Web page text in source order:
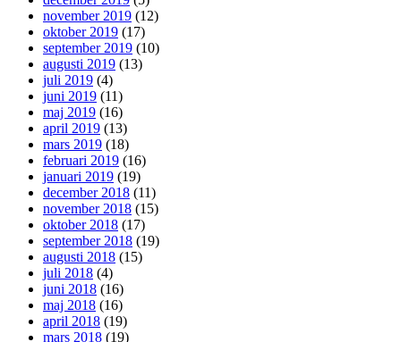
november 2019 (12)
oktober 2019 (17)
september 2019 (10)
augusti 2019 (13)
juli 2019 (4)
juni 2019 (11)
maj 2019 (16)
april 2019 (13)
mars 2019 (18)
februari 2019 (16)
januari 2019 (19)
december 2018 (11)
november 2018 (15)
oktober 2018 (17)
september 2018 (19)
augusti 2018 (15)
juli 2018 (4)
juni 2018 (16)
maj 2018 (16)
april 2018 (19)
mars 2018 (19)